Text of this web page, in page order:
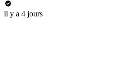
il y a 4 jours